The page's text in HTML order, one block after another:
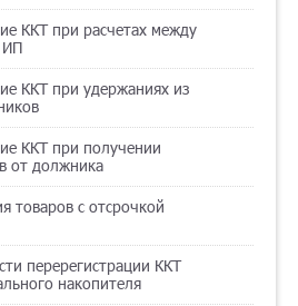
ККТ при расчетах между
ИП
ККТ при удержаниях из
ККТ при получении
от должника
товаров с отсрочкой
перерегистрации ККТ
накопителя